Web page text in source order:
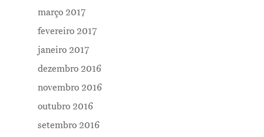
março 2017
fevereiro 2017
janeiro 2017
dezembro 2016
novembro 2016
outubro 2016
setembro 2016